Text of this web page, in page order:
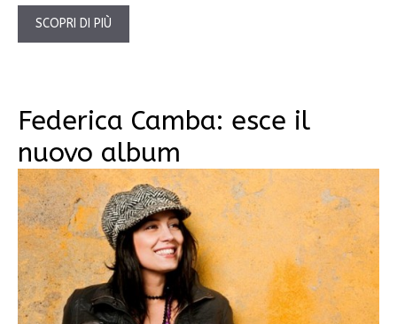
SCOPRI DI PIÙ
Federica Camba: esce il
nuovo album